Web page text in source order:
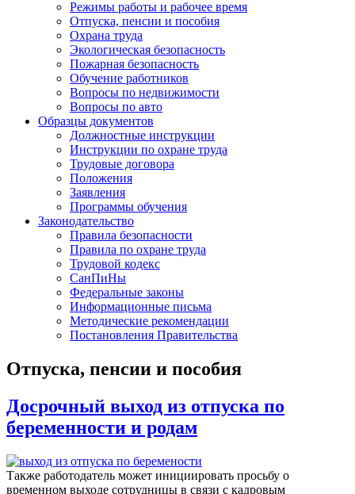
Режимы работы и рабочее время
Отпуска, пенсии и пособия
Охрана труда
Экологическая безопасность
Пожарная безопасность
Обучение работников
Вопросы по недвижимости
Вопросы по авто
Образцы документов
Должностные инструкции
Инструкции по охране труда
Трудовые договора
Положения
Заявления
Программы обучения
Законодательство
Правила безопасности
Правила по охране труда
Трудовой кодекс
СанПиНы
Федеральные законы
Информационные письма
Методические рекомендации
Постановления Правительства
Отпуска, пенсии и пособия
Досрочный выход из отпуска по
беременности и родам
Также работодатель может инициировать просьбу о
временном выходе сотрудницы в связи с кадровым